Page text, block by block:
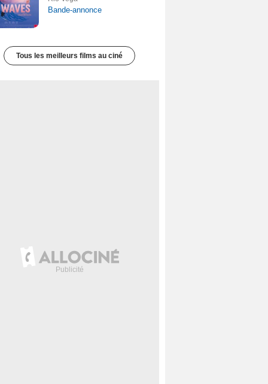
Bande-annonce
Tous les meilleurs films au ciné